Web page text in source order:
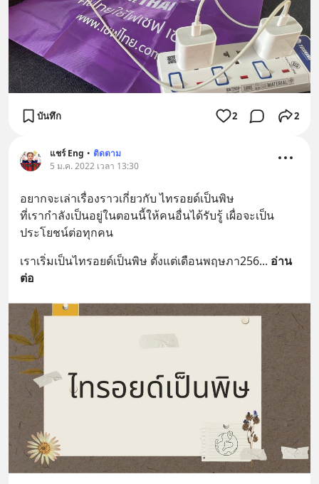
บันทึก 2 2
แชร์ Eng • ติดตาม
5 ม.ค. 2022 เวลา 13:30
อ​ยากจะ​เล่าเรื่อง​ราว​เกี่ยวกับ​ ไทรอยด์​เป็นพิษ
ที่เรากําลังเป็นอยู่​ในตอนนี้ให้คนอื่นได้รับรู้ เผื่อจะเป็น
ประโยชน์​ต่อทุกคน
เราเริ่มเป็นไทรอยด์เป็น​พิษ​ ตั้งแต่เดือนพฤษภา​256... อ่าน
ต่อ